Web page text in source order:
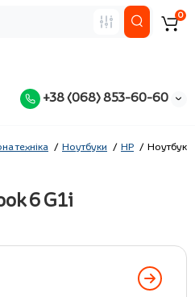
+38 (068) 853-60-60
0
техніка Ноутбуки HP Ноутбук
6 G1i